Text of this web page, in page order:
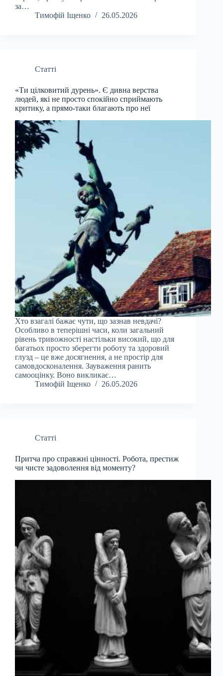
за…
Тимофій Іщенко
26.05.2026
Статті
«Ти цілковитий дурень». Є дивна верства
людей, які не просто спокійно сприймають
критику, а прямо-таки благають про неї
Хто взагалі бажає чути, що зазнав невдачі?
Особливо в теперішні часи, коли загальний
рівень тривожності настільки високий, що для
багатьох просто зберегти роботу та здоровий
глузд – це вже досягнення, а не простір для
самовдосконалення. Зауваження ранить
самооцінку. Воно викликає…
Тимофій Іщенко
26.05.2026
Статті
Притча про справжні цінності. Робота, престиж
чи чисте задоволення від моменту?